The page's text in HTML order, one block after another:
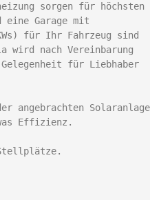
sorgen für höchsten
eine Garage mit
für Ihr Fahrzeug sind
wird nach Vereinbarung
für Liebhaber
angebrachten Solaranlage
Effizienz.